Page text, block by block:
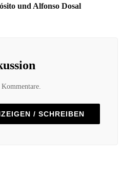
und Alfonso Dosal
/ SCHREIBEN